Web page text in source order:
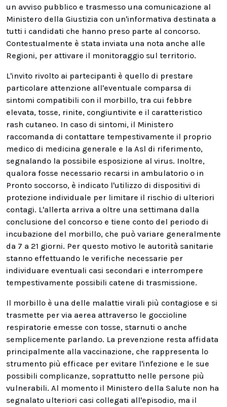
un avviso pubblico e trasmesso una comunicazione al
Ministero della Giustizia con un'informativa destinata a
tutti i candidati che hanno preso parte al concorso.
Contestualmente è stata inviata una nota anche alle
Regioni, per attivare il monitoraggio sul territorio.
L'invito rivolto ai partecipanti è quello di prestare
particolare attenzione all'eventuale comparsa di
sintomi compatibili con il morbillo, tra cui febbre
elevata, tosse, rinite, congiuntivite e il caratteristico
rash cutaneo. In caso di sintomi, il Ministero
raccomanda di contattare tempestivamente il proprio
medico di medicina generale e la Asl di riferimento,
segnalando la possibile esposizione al virus. Inoltre,
qualora fosse necessario recarsi in ambulatorio o in
Pronto soccorso, è indicato l'utilizzo di dispositivi di
protezione individuale per limitare il rischio di ulteriori
contagi. L'allerta arriva a oltre una settimana dalla
conclusione del concorso e tiene conto del periodo di
incubazione del morbillo, che può variare generalmente
da 7 a 21 giorni. Per questo motivo le autorità sanitarie
stanno effettuando le verifiche necessarie per
individuare eventuali casi secondari e interrompere
tempestivamente possibili catene di trasmissione.
Il morbillo è una delle malattie virali più contagiose e si
trasmette per via aerea attraverso le goccioline
respiratorie emesse con tosse, starnuti o anche
semplicemente parlando. La prevenzione resta affidata
principalmente alla vaccinazione, che rappresenta lo
strumento più efficace per evitare l'infezione e le sue
possibili complicanze, soprattutto nelle persone più
vulnerabili. Al momento il Ministero della Salute non ha
segnalato ulteriori casi collegati all'episodio, ma il